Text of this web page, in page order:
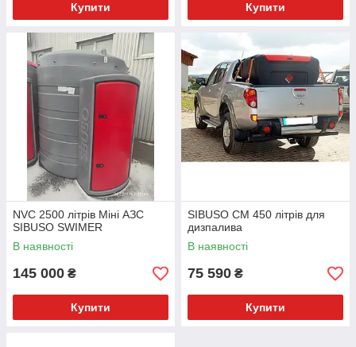
Купити Купити
NVC 2500 літрів Міні АЗС
SIBUSO SWIMER
В наявності
145 000 ₴
Купити
SIBUSO CM 450 літрів для
дизпалива
В наявності
75 590 ₴
Купити